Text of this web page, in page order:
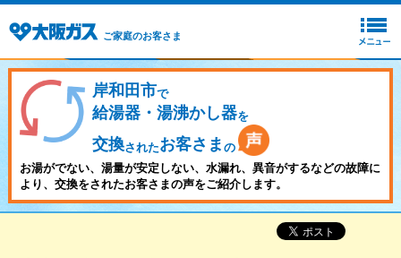
ご家庭のお客さま
岸和田市で
給湯器・湯沸かし器を
交換されたお客さま の
お湯がでない、湯量が安定しない、水漏れ、異音がするなどの故障に
より、交換をされたお客さまの声をご紹介します。